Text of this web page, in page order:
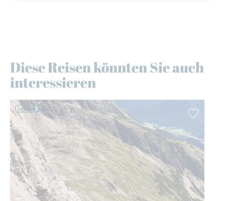
Diese Reisen könnten Sie auch
interessieren